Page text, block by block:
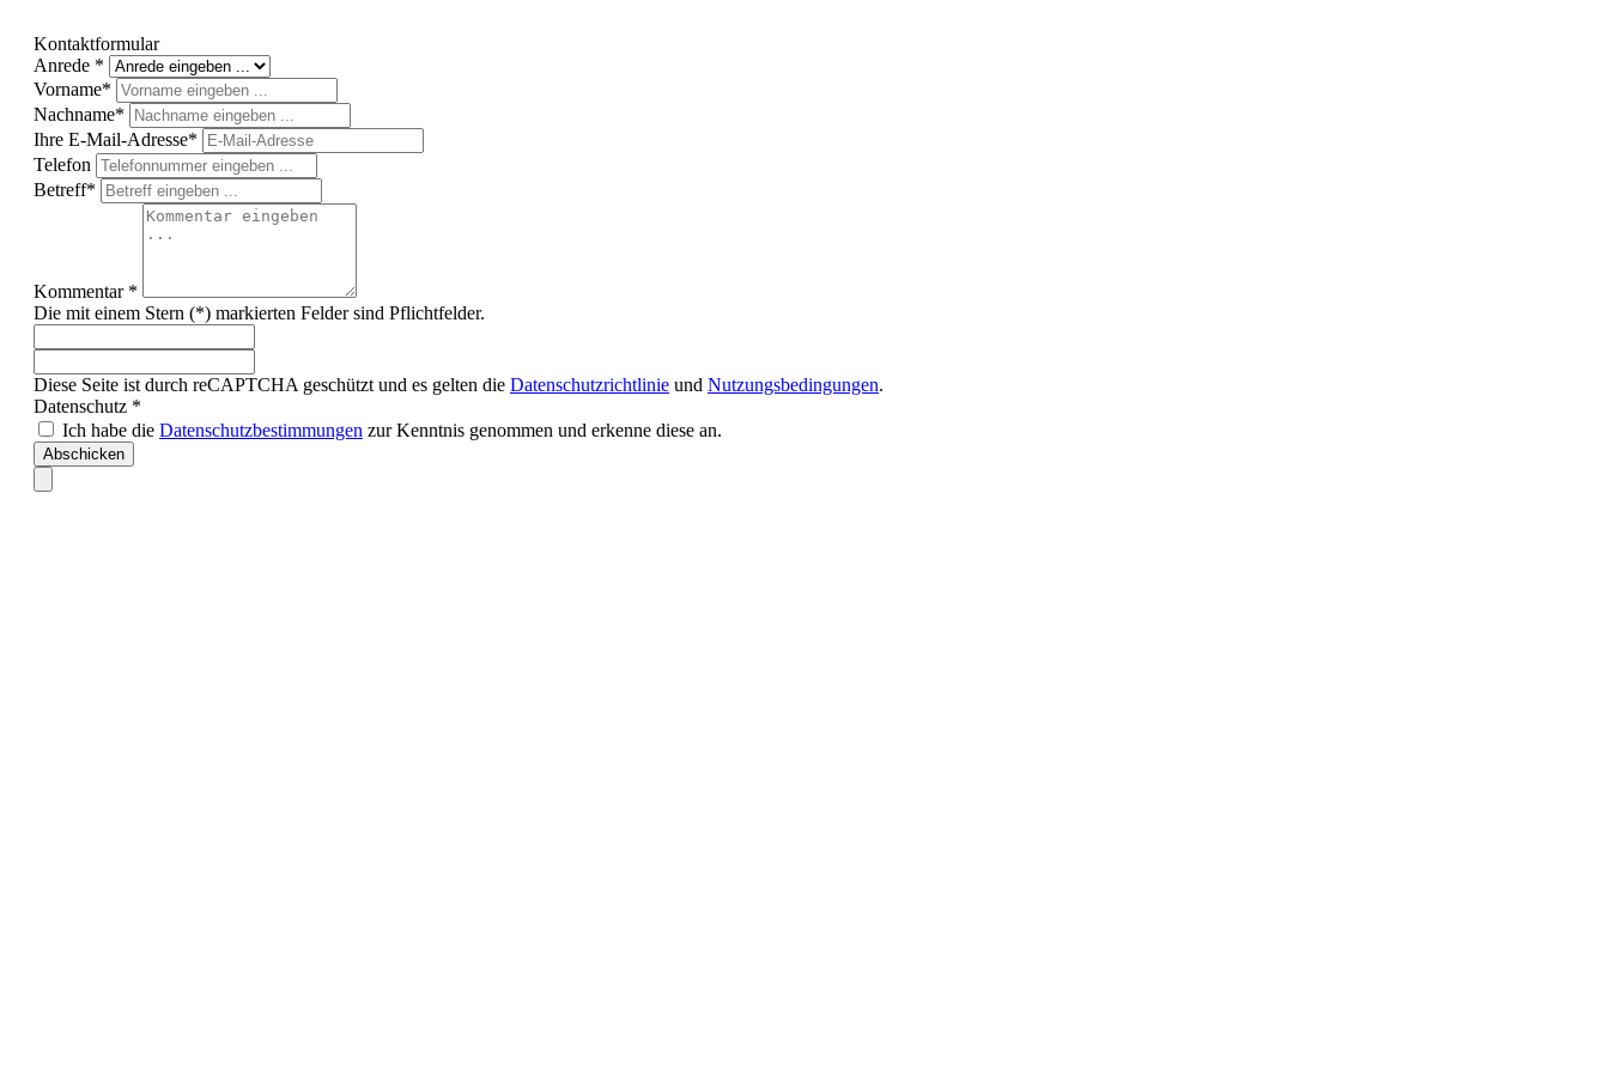
Kontaktformular
Anrede *
Vorname*
Nachname*
Ihre E-Mail-Adresse*
Telefon
Betreff*
Kommentar *
Die mit einem Stern (*) markierten Felder sind Pflichtfelder.
Diese Seite ist durch reCAPTCHA geschützt und es gelten die Datenschutzrichtlinie und Nutzungsbedingungen.
Datenschutz *
Ich habe die Datenschutzbestimmungen zur Kenntnis genommen und erkenne diese an.
Abschicken